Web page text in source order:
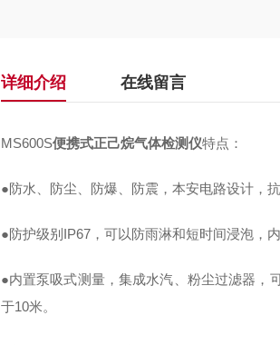
详细介绍 在线留言
MS600S便携式正己烷气体检测仪特点：
●防水、防尘、防爆、防震，本安电路设计，
●防护级别IP67，可以防雨淋和短时间浸泡，
●内置泵吸式测量，集成水汽、粉尘过滤器，
于10米。